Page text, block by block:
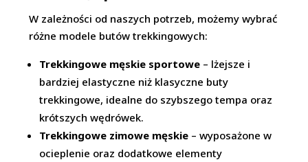
W zależności od naszych potrzeb, możemy wybrać
różne modele butów trekkingowych:
Trekkingowe męskie sportowe – lżejsze i
bardziej elastyczne niż klasyczne buty
trekkingowe, idealne do szybszego tempa oraz
krótszych wędrówek.
Trekkingowe zimowe męskie – wyposażone w
ocieplenie oraz dodatkowe elementy